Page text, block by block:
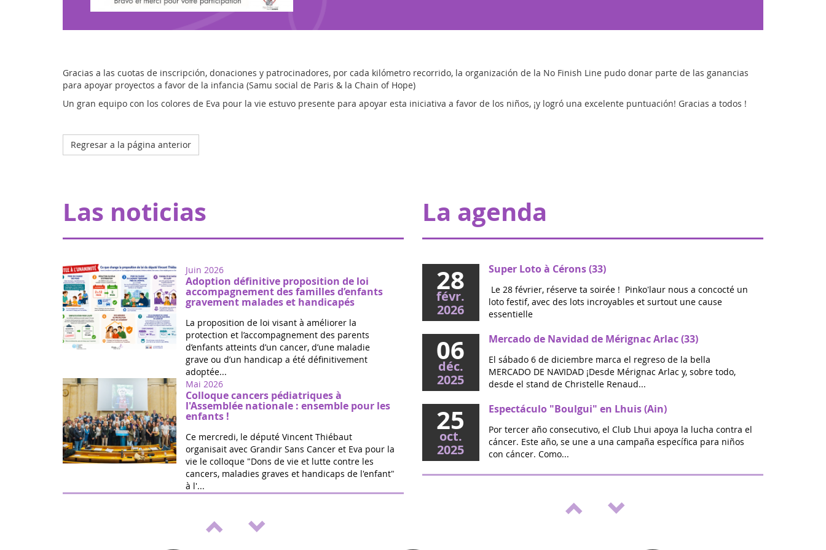
Gracias a las cuotas de inscripción, donaciones y patrocinadores, por cada kilómetro recorrido, la organización de la No Finish Line pudo donar parte de las ganancias
para apoyar proyectos a favor de la infancia (Samu social de Paris & la Chain of Hope)
Un gran equipo con los colores de Eva pour la vie estuvo presente para apoyar esta iniciativa a favor de los niños, ¡y logró una excelente puntuación! Gracias a todos !
Regresar a la página anterior
Las noticias
Juin 2026
Adoption définitive proposition de loi
accompagnement des familles d’enfants
gravement malades et handicapés
La proposition de loi visant à améliorer la
protection et l’accompagnement des parents
d’enfants atteints d’un cancer, d’une maladie
grave ou d’un handicap a été définitivement
adoptée...
Mai 2026
Colloque cancers pédiatriques à
l'Assemblée nationale : ensemble pour les
enfants !
Ce mercredi, le député Vincent Thiébaut
organisait avec Grandir Sans Cancer et Eva pour la
vie le colloque "Dons de vie et lutte contre les
cancers, maladies graves et handicaps de l'enfant"
à l'...
de loi de Marie Récalde votée
La agenda
28
févr.
2026
Super Loto à Cérons (33)
Le 28 février, réserve ta soirée ! Pinko'laur nous a concocté un
loto festif, avec des lots incroyables et surtout une cause
essentielle
06
déc.
2025
Mercado de Navidad de Mérignac Arlac (33)
El sábado 6 de diciembre marca el regreso de la bella
MERCADO DE NAVIDAD ¡Desde Mérignac Arlac y, sobre todo,
desde el stand de Christelle Renaud...
25
oct.
2025
Espectáculo "Boulgui" en Lhuis (Ain)
Por tercer año consecutivo, el Club Lhui apoya la lucha contra el
cáncer. Este año, se une a una campaña específica para niños
con cáncer. Como...
O Source - Salón de bienestar y vitalidad en St Médard
Este año, el comienzo del nuevo año escolar será ZEN: en Saint